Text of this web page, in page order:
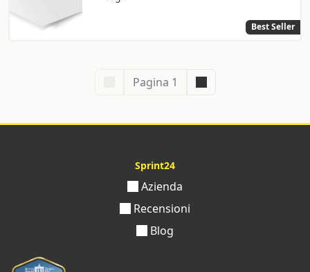
Best Seller
Pagina 1
Sprint24
Azienda
Recensioni
Blog